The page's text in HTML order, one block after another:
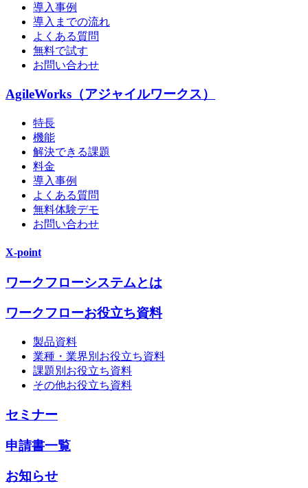
導入事例
導入までの流れ
よくある質問
無料で試す
お問い合わせ
AgileWorks（アジャイルワークス）
特長
機能
解決できる課題
料金
導入事例
よくある質問
無料体験デモ
お問い合わせ
X-point
ワークフローシステムとは
ワークフローお役立ち資料
製品資料
業種・業界別お役立ち資料
課題別お役立ち資料
その他お役立ち資料
セミナー
申請書一覧
お知らせ